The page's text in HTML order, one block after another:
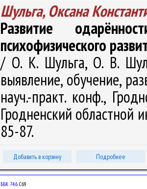
Шульга, Оксана
Развитие
психофизического
/ О. К. Шульга, О. В.
выявление, обучение,
науч.-практ. конф.,
Гродненский областной
85-87.
Добавить в корзину Подробнее
ББК 74.6 С69